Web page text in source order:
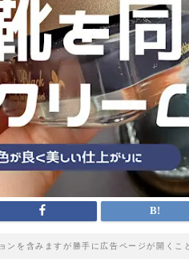
ンを含みますが勝手に広告ページが開く